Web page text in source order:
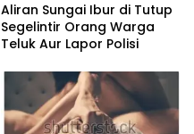
Aliran Sungai Ibur di Tutup
Segelintir Orang Warga
Teluk Aur Lapor Polisi